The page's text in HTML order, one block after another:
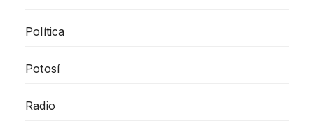
Política
Potosí
Radio